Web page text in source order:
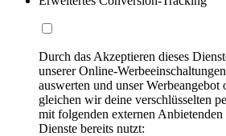
Durch das Akzeptieren dieses
unserer Online-
auswerten und unser Werbeangebot
gleichen wir deine verschlüsselten
mit folgenden externen Anbietenden
Dienste bereits nutzt: